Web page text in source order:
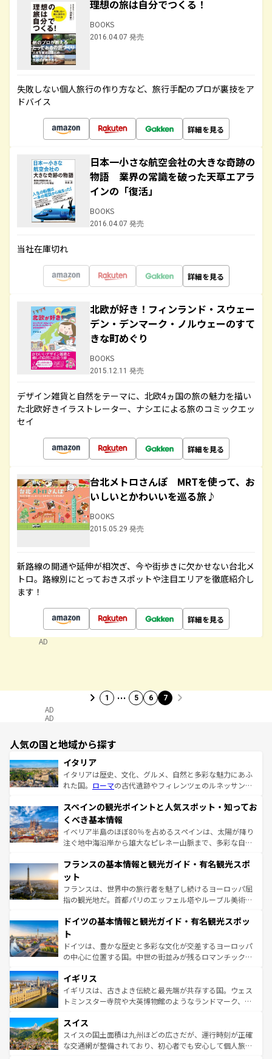
理想の旅は自分でつくる！
BOOKS
2016.04.07 発売
失敗しない個人旅行の作り方など、旅行手配のプロが裏技をア
ドバイス
詳細を見る
日本一小さな航空会社の大きな奇跡の
物語 業界の常識を破った天草エアラ
インの「復活」
BOOKS
2016.04.07 発売
当社在庫切れ
詳細を見る
北欧が好き！フィンランド・スウェー
デン・デンマーク・ノルウェーのすて
きな町めぐり
BOOKS
2015.12.11 発売
デザイン雑貨と自然をテーマに、北欧4ヵ国の旅の魅力を描い
た北欧好きイラストレーター、ナシエによる旅のコミックエッ
セイ
詳細を見る
台北メトロさんぽ MRTを使って、お
いしいとかわいいを巡る旅♪
BOOKS
2015.05.29 発売
新路線の開通や延伸が相次ぎ、今や街歩きに欠かせない台北メ
トロ。路線別にとっておきスポットや注目エリアを徹底紹介し
ます！
詳細を見る
AD
1 … 5 6 7
AD
AD
人気の国と地域から探す
イタリア
イタリアは歴史、文化、グルメ、自然と多彩な魅力にあふ
れた国。 ローマの古代遺跡やフィレンツェのルネッサンス
ろん、トスカーナの美しい田園風景やアマルフィ海岸の絶
景など、自然景観も見逃せない。観光の合間には、本場の
ピザやパスタなど、絶品のイタリア料理を堪能することも
できる。朝目覚めてから夜眠るまで、すべての瞬間を楽し
なお、新着のイタリア情報はコンテンツ一覧を参照してほ
しい。
スペインの観光ポイントと人気スポット・知ってお
くべき基本情報
イベリア半島のほぼ80％を占めるスペインは、太陽が降り
注ぐ地中海沿岸から雄大なピレネー山脈まで、多彩な自然
文化が根付くこの国では、情熱的なフラメンコ、熱気あふ
れる闘牛、そして美味しいタパスが生活の一部となってい
る。首都マドリードの洗練された雰囲気や、バルセロナの
アートに溢れた街角から、地方では古代ローマ遺跡や中世
せる。地方によって風土や気候が異なるスペインはその個
ンテンツ一覧 を参照してほしい。
フランスの基本情報と観光ガイド・有名観光スポ
ット
フランスは、世界中の旅行者を魅了し続けるヨーロッパ屈
指の観光地だ。首都パリのエッフェル塔やルーブル美術館
で、幅広い魅力が詰まっている。華麗な宮殿、歴史的な大
聖堂、美しいビーチ、そして豊かな自然が、訪れる者を心
から魅了する。また、フランスは美食の国としても知ら
れ、フランス料理はユネスコ無形文化遺産にも登録されて
香り高いラベンダー畑など、多彩な楽しみ方が可能だ。さ
らに、パリ以外の地域にも魅力が溢れており、どの街角に
も豊かな歴史と文化が息づいている。パリ以外の個性あふ
を参照してほしい。
ドイツの基本情報と観光ガイド・有名観光スポッ
ト
ドイツは、豊かな歴史と多彩な文化が交差するヨーロッパ
の中心に位置する国。中世の街並みが残るロマンチック街
顔を持つこの国は、どこを歩いても飽きることがない。ベ
ルリンの文化的活気、バイエルン州のアルプスの絶景、そ
してライン川沿いのワイン畑といった風景は必見。ビール
は、お酒好きな人にはぜひ体験してほしい。 なお、新着の
ドイツ情報はコンテンツ一覧を参照してほしい。
イギリス
イギリスは、古きよき伝統と最先端が共存する国。ウェス
トミンスター寺院や大英博物館のようなランドマーク、歴
リアごとに異なる魅力がある。また、優雅なアフタヌーン
ティー、ビール好きにはたまらない英国パブ、サッカー観
戦など、本場だからこそできる体験も豊富。イギリスを旅
スイス
スイスの国土面積は九州ほどの広さだが、運行時刻が正確
な交通網が整備されており、初心者でも安心して個人旅行